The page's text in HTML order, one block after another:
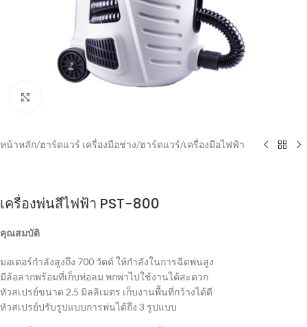
หน้าหลัก/ฮาร์ดแวร์ เครื่องมือช่าง/ฮาร์ดแวร์/เครื่องมือไฟฟ้า
เครื่องพ่นสีไฟฟ้า PST-800
คุณสมบัติ
มอเตอร์กำลังสูงถึง 700 วัตต์ ให้กำลังในการฉีดพ่นสูง
มีล้อลากพร้อมที่เก็บท่อลม พกพาไปใช้งานได้สะดวก
หัวสเปรย์ขนาด 2.5 มิลลิเมตร เก็บงานพื้นที่กว้างได้ดี
หัวสเปรย์ปรับรูปแบบการพ่นได้ถึง 3 รูปแบบ